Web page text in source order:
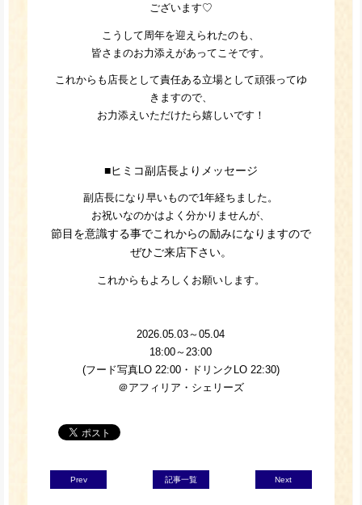
ございます♡
こうして周年を迎えられたのも、
皆さまのお力添えがあってこそです。
これからも店長として責任ある立場として頑張ってゆ
きますので、
お力添えいただけたら嬉しいです！
■ヒミコ副店長よりメッセージ
副店長になり早いもので1年経ちました。
お祝いなのかはよく分かりませんが、
節目を意識する事でこれからの励みになりますので
ぜひご来店下さい。
これからもよろしくお願いします。
2026.05.03～05.04
18:00～23:00
(フード写真LO 22:00・ドリンクLO 22:30)
＠アフィリア・シェリーズ
Prev 記事一覧 Next